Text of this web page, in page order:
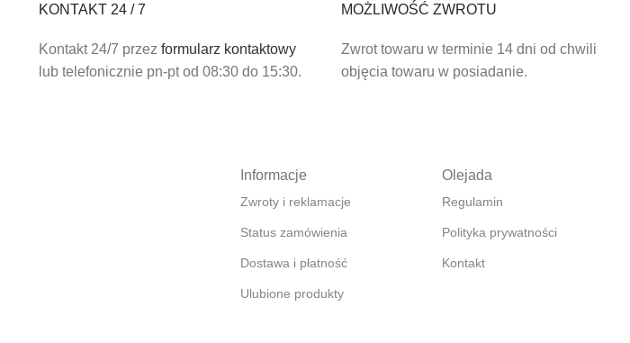
KONTAKT 24 / 7
Kontakt 24/7 przez formularz kontaktowy
lub telefonicznie pn-pt od 08:30 do 15:30.
MOŻLIWOŚĆ ZWROTU
Zwrot towaru w terminie 14 dni od chwili
objęcia towaru w posiadanie.
Informacje
Zwroty i reklamacje
Status zamówienia
Dostawa i płatność
Ulubione produkty
Olejada
Regulamin
Polityka prywatności
Kontakt